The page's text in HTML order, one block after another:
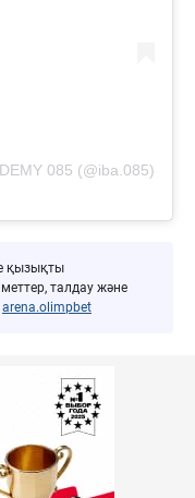
085 (@iba.085)
қызықты
талдау және
arena.olimpbet